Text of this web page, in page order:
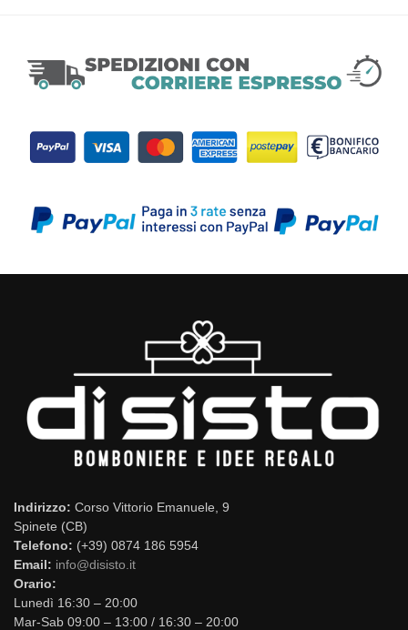
Indirizzo: Corso Vittorio Emanuele, 9
Spinete (CB)
Telefono: (+39) 0874 186 5954
Email: info@disisto.it
Orario:
Lunedì 16:30 – 20:00
Mar-Sab 09:00 – 13:00 / 16:30 – 20:00